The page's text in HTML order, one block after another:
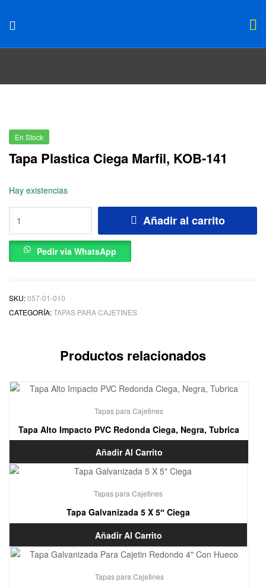
En Stock
Tapa Plastica Ciega Marfil, KOB-141
Hay existencias
Añadir al carrito
Pedir via WhatsApp
SKU:057-01-010
CATEGORÍA:TAPAS PARA CAJETINES
Productos relacionados
Tapas para Cajetines
Tapa Alto Impacto PVC Redonda Ciega, Negra, Tubrica
Añadir Al Carrito
Tapas para Cajetines
Tapa Galvanizada 5 X 5″ Ciega
Añadir Al Carrito
Tapas para Cajetines